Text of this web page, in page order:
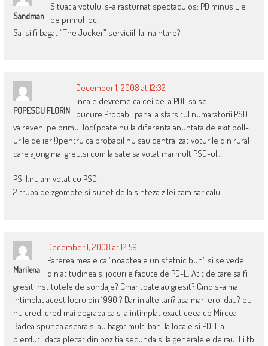
Sandman
Situatia votului s-a rasturnat spectaculos: PD minus L e
pe primul loc.
Sa-si fi bagat “The Jocker” serviciili la inaintare?
POPESCU FLORIN
December 1, 2008 at 12:32
Inca e devreme ca cei de la PDL sa se
bucure!Probabil pana la sfarsitul numaratorii PSD
va reveni pe primul loc(poate nu la diferenta anuntata de exit poll-
urile de ieri!)pentru ca probabil nu sau centralizat voturile din rural
care ajung mai greu,si cum la sate sa votat mai mult PSD-ul…
PS-1.nu am votat cu PSD!
2.trupa de zgomote si sunet de la sinteza zilei cam sar calul!
Marilena
December 1, 2008 at 12:59
Parerea mea e ca ”noaptea e un sfetnic bun” si se vede
din atitudinea si jocurile facute de PD-L. Atit de tare sa fi
gresit institutele de sondaje? Chiar toate au gresit? Cind s-a mai
intimplat acest lucru din 1990 ? Dar in alte tari? asa mari eroi dau? eu
nu cred..cred mai degraba ca s-a intimplat exact ceea ce Mircea
Badea spunea aseara:s-au bagat multi bani la locale si PD-L a
pierdut…daca plecat din pozitia secunda si la generale e de rau. Ei tb